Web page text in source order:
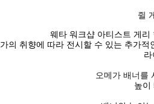
쥘
웨타 워크샵 아티스트 게리
의 취향에 따라 전시할 수 있는 추가
오메가 배너를
높이